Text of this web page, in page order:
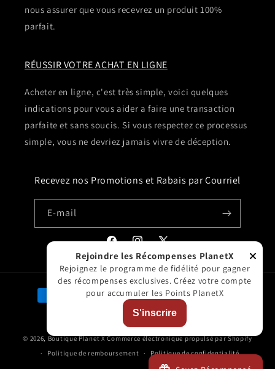
nous assurer que vous recevrez un produit 100%
parfait.
RÉUSSIR VOTRE ACHAT EN LIGNE
Acheter en ligne, c'est très simple, voici quelques
indications pour vous aider a faire une transaction
parfaite et sans soucis. Si vous respectez ce processus
simple, vous ne devriez jamais vivre de déception.
Recevez nos Promotions et Rabais par Courriel
E-mail
(Twitter)
Moyens
© 2026, Boutique Planet XCommerce électronique propulsé par Shopify
Politique de remboursement
Politique de confidentialité
Rejoindre les Récompenses PlanetX
Rejoignez le programme de fidélité pour gagner
des récompenses exclusives. Créez votre compte
pour accumuler les Points PlanetX
S'inscrire